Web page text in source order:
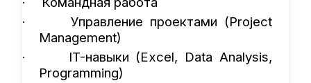
·
Управление проектами (Project
Management)
· IT-навыки (Excel, Data Analysis,
Programming)